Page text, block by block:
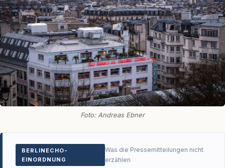
Foto: Andreas Ebner
BERLINECHO-
EINORDNUNG
Was die Pressemitteilungen nicht
erzählen